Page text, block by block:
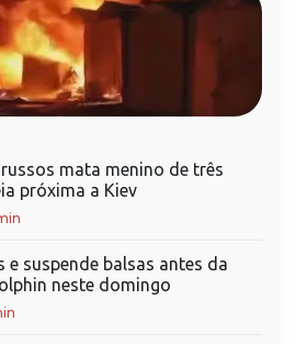
mata menino de três
próxima a Kiev
e suspende balsas antes da
neste domingo